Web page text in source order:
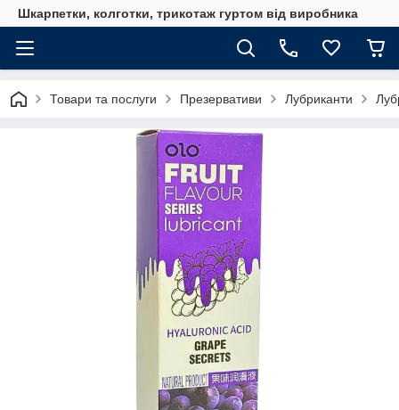
Шкарпетки, колготки, трикотаж гуртом від виробника
Товари та послуги Презервативи Лубриканти